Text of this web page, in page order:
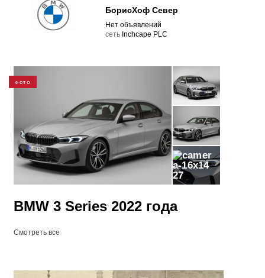
БорисХоф Север
Нет объявлений
cеть Inchcape PLC
ФОТО
27
BMW 3 Series 2022 года
Смотреть все